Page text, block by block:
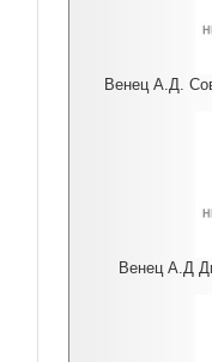
Венец А.Д.
Венец А.Д